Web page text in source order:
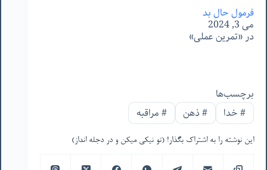
فرمولِ حالِ بد
می 3, 2024
در «تمرین عملی»
برچسب‌ها
#خدا #ذهن #مراقبه
این نوشته را به اشتراک بگذار! (تو نیکی میکن و در دجله انداز)